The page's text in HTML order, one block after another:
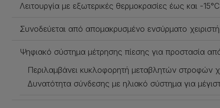
Λειτουργία με εξωτερικές θερμοκρασίες έως και -
Συνοδεύεται από απομακρυσμένο ενσύρματο
Ψηφιακό σύστημα μέτρησης πίεσης για προστασία
Περιλαμβάνει κυκλοφορητή μεταβλητών στροφών
Δυνατότητα σύνδεσης με ηλιακό σύστημα για